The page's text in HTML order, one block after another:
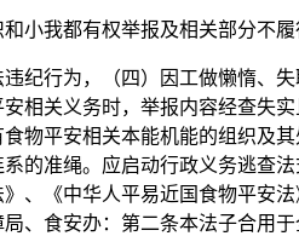
我都有权举报及相关部分不履
行为，（四）因工做懒惰、
相关义务时，举报内容经查失
物平安相关本能机能的组织及
的准绳。应启动行政义务逃查
、《中华人平易近国食物平安
、食安办：第二条本法子合用